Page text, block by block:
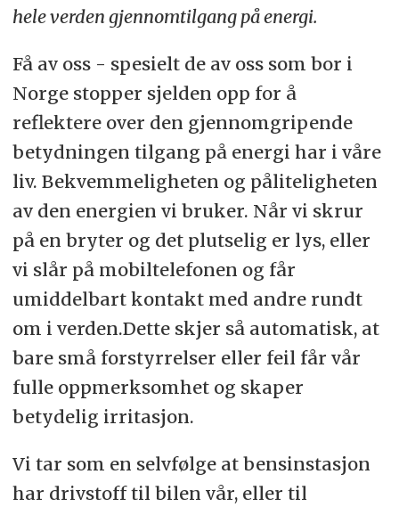
hele verden gjennomtilgang på energi.
Få av oss - spesielt de av oss som bor i
Norge stopper sjelden opp for å
reflektere over den gjennomgripende
betydningen tilgang på energi har i våre
liv. Bekvemmeligheten og påliteligheten
av den energien vi bruker. Når vi skrur
på en bryter og det plutselig er lys, eller
vi slår på mobiltelefonen og får
umiddelbart kontakt med andre rundt
om i verden.Dette skjer så automatisk, at
bare små forstyrrelser eller feil får vår
fulle oppmerksomhet og skaper
betydelig irritasjon.
Vi tar som en selvfølge at bensinstasjon
har drivstoff til bilen vår, eller til